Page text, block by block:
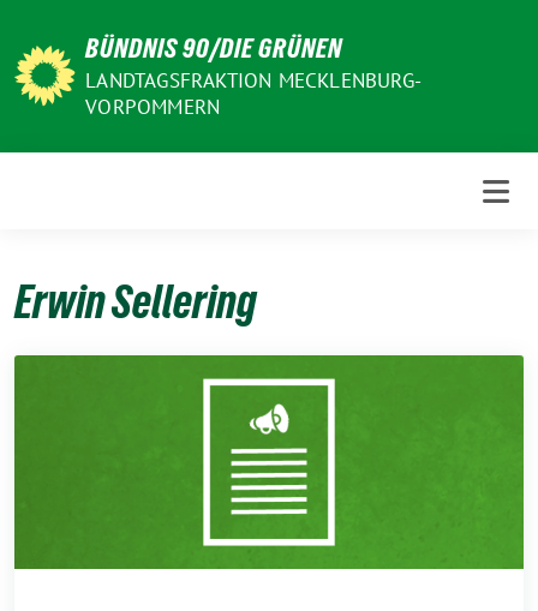
zum
Inhalt
BÜNDNIS 90/DIE GRÜNEN
LANDTAGSFRAKTION MECKLENBURG-
VORPOMMERN
Erwin Sellering